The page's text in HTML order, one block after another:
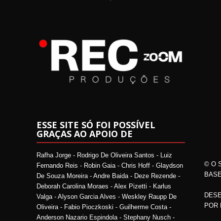
ESSE SITE SÓ FOI POSSÍVEL
GRAÇAS AO APOIO DE
Rafha Jorge - Rodrigo De Oliveira Santos - Luiz
Fernando Reis - Robin Gaia - Chris Hoff - Glaydson
De Souza Moreira - Andre Baida - Deze Rezende -
Deborah Carolina Moraes - Alex Pizetti - Karlus
Valga - Alyson Garcia Alves - Weskley Raupp De
Oliveira - Fabio Pioczkoski - Guilherme Costa -
Anderson Nazario Espindola - Stephany Nusch -
© O
POR